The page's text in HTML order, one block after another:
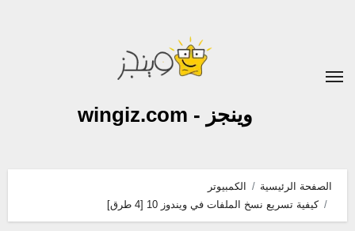
وينجز - wingiz.com
الصفحة الرئيسية
الكمبيوتر
كيفية تسريع نسخ الملفات في ويندوز 10 [4 طرق]